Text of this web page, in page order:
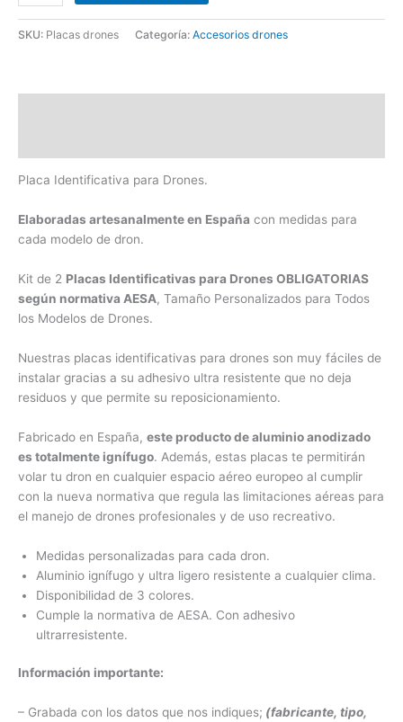
SKU: Placas drones Categoría: Accesorios drones
Placa Identificativa para Drones.
Elaboradas artesanalmente en España con medidas para
cada modelo de dron.
Kit de 2 Placas Identificativas para Drones OBLIGATORIAS
según normativa AESA, Tamaño Personalizados para Todos
los Modelos de Drones.
Nuestras placas identificativas para drones son muy fáciles de
instalar gracias a su adhesivo ultra resistente que no deja
residuos y que permite su reposicionamiento.
Fabricado en España, este producto de aluminio anodizado
es totalmente ignífugo. Además, estas placas te permitirán
volar tu dron en cualquier espacio aéreo europeo al cumplir
con la nueva normativa que regula las limitaciones aéreas para
el manejo de drones profesionales y de uso recreativo.
Medidas personalizadas para cada dron.
Aluminio ignífugo y ultra ligero resistente a cualquier clima.
Disponibilidad de 3 colores.
Cumple la normativa de AESA. Con adhesivo
ultrarresistente.
Información importante:
– Grabada con los datos que nos indiques; (fabricante, tipo,